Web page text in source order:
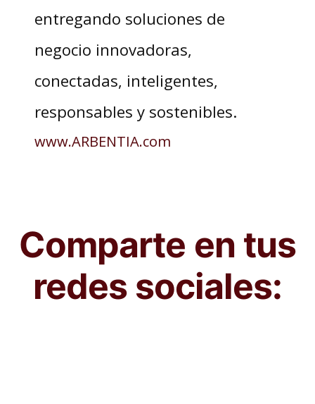
entregando soluciones de
negocio innovadoras,
conectadas, inteligentes,
responsables y sostenibles.
www.ARBENTIA.com
Comparte en tus
redes sociales: